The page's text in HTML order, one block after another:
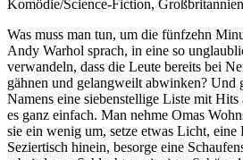
Komödie/Science-Fiction,
Was muss man tun, um die fünfzehn
Andy Warhol sprach, in eine so
verwandeln, dass die Leute bereits bei
gähnen und gelangweilt abwinken? Und
Namens eine siebenstellige Liste mit
es ganz einfach. Man nehme Omas
sie ein wenig um, setze etwas Licht, eine
Seziertisch hinein, besorge eine